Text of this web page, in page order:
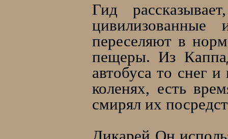
Гид
переселяют в
пещеры. Из
автобуса то снег
коленях, есть
смирял их